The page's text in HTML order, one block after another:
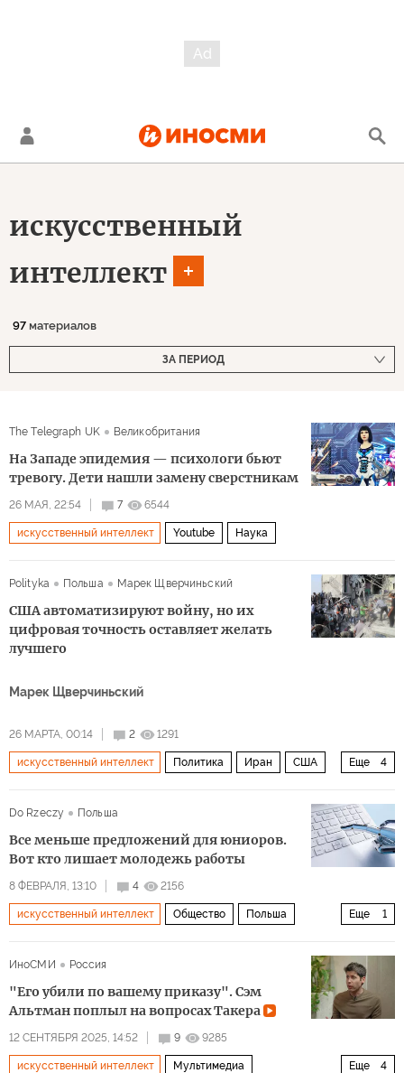
искусственный
интеллект
97 материалов
ЗА ПЕРИОД
The Telegraph UK Великобритания
На Западе эпидемия — психологи бьют
тревогу. Дети нашли замену сверстникам
26 МАЯ, 22:54 7 6544
искусственный интеллект Youtube Наука
Polityka Польша Марек Щверчиньский
США автоматизируют войну, но их
цифровая точность оставляет желать
лучшего
Марек Щверчиньский
26 МАРТА, 00:14 2 1291
Еще 4
искусственный интеллект Политика Иран США
Do Rzeczy Польша
Все меньше предложений для юниоров.
Вот кто лишает молодежь работы
8 ФЕВРАЛЯ, 13:10 4 2156
Еще 1
искусственный интеллект Общество Польша
ИноСМИ
Россия
"Его убили по вашему приказу". Сэм
Альтман поплыл на вопросах Такера
12 СЕНТЯБРЯ 2025, 14:52 9 9285
Еще 4
искусственный интеллект Мультимедиа